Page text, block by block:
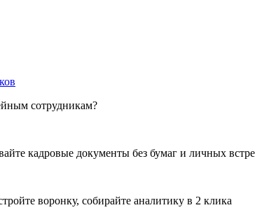
сотрудникам?
кадровые документы без бумаг и личных
воронку, собирайте аналитику в 2 клика